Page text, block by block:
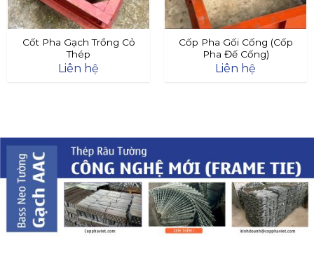
Cốt Pha Gạch Trồng Cỏ
Thép
Liên hệ
Cốp Pha Gối Cống (Cốp
Pha Đế Cống)
Liên hệ